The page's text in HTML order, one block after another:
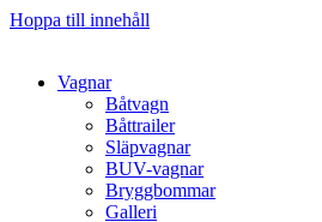
Hoppa till innehåll
Vagnar
Båtvagn
Båttrailer
Släpvagnar
BUV-vagnar
Bryggbommar
Galleri